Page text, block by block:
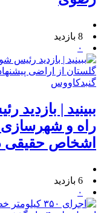
8 بازدید
۰
ببینید |
راه و شهرسازی
اشخاص حقیقی
6 بازدید
۰